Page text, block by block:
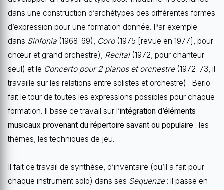
dans une construction d’archétypes des différentes formes
d’expression pour une formation donnée. Par exemple
dans Sinfonia (1968-69), Coro(1975 [revue en 1977], pour
chœur et grand orchestre), Recital(1972, pour chanteur
seul) et le Concerto pour 2 pianos et orchestre(1972-73, il
travaille sur les relations entre solistes et orchestre) : Berio
fait le tour de toutes les expressions possibles pour chaque
formation. Il base ce travail sur l’intégration d’éléments
musicaux provenant du répertoire savant ou populaire : les
thèmes, les techniques de jeu.
Il fait ce travail de synthèse, d’inventaire (qu’il a fait pour
chaque instrument solo) dans ses Sequenze: il passe en